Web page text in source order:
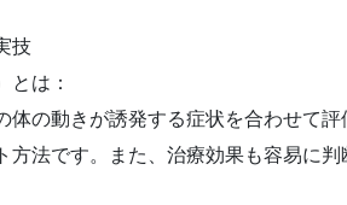
技
は：
体の動きが誘発する症状を合わせて
方法です。また、治療効果も容易に